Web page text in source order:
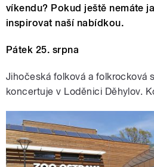
víkendu? Pokud ještě nemáte
inspirovat naší nabídkou.
Pátek 25. srpna
Jihočeská folková a folkrocková
koncertuje v Loděnici Děhylov.